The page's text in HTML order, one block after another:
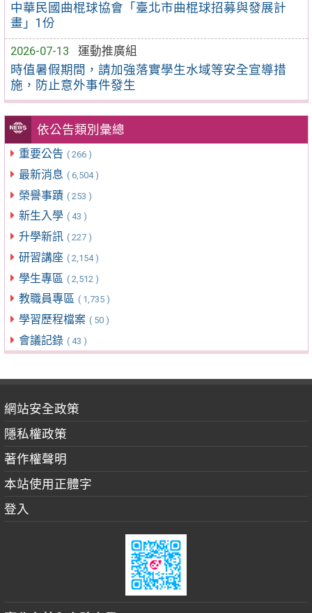
中華民國曲棍球協會「臺北市曲棍球招募與發展計
畫」1份
2026-07-13
運動推廣組
時值暑假期間，請加強落實學生水域等安全宣導措
施，防止意外事件發生
依公告類別彙總
重要公告 ( 266 )
最新消息 ( 6,504 )
榮譽事蹟 ( 253 )
新生入學 ( 43 )
升學新訊 ( 227 )
研習講座 ( 2,154 )
學生專區 ( 2,512 )
教職員專區 ( 1,735 )
學習歷程檔案 ( 50 )
會議記錄 ( 43 )
網站安全政策
隱私權政策
著作權聲明
本站使用正體字
登入